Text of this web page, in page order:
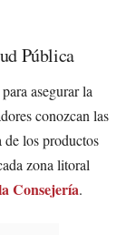
Pública
asegurar la
conozcan las
de los productos
zona litoral
Consejería.